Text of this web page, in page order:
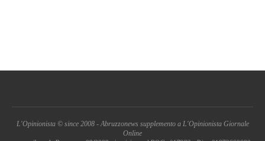
L'Opinionista © since 2008 - Abruzzonews supplemento a L'Opinionista Giornale
Online